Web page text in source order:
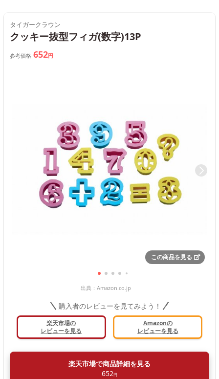
タイガークラウン
クッキー抜型フィガ(数字)13P
参考価格 652円
この商品を見る
出典： Amazon.co.jp
購入者のレビューを見てみよう！
楽天市場の
レビューを見る
Amazonの
レビューを見る
楽天市場で商品詳細を見る
652円